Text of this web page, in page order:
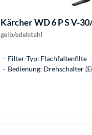
Kärcher WD 6 P S V-
gelb/edelstahl
Filter-Typ: Flachfaltenfilte
Bedienung: Drehschalter